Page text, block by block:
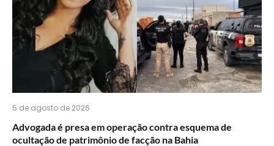
5 de agosto de 2026
Advogada é presa em operação contra esquema de
ocultação de patrimônio de facção na Bahia